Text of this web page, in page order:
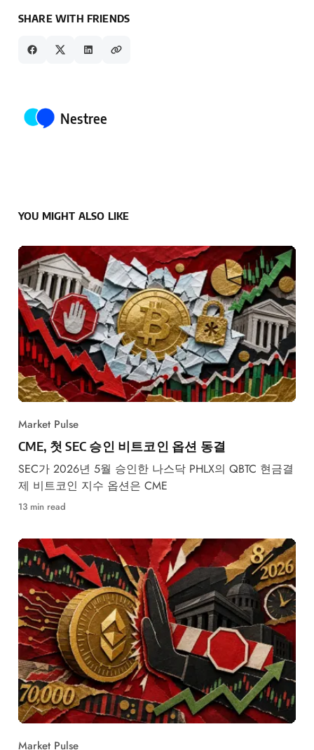
SHARE WITH FRIENDS
Posted by
Nestree
YOU MIGHT ALSO LIKE
Market Pulse
CME, 첫 SEC 승인 비트코인 옵션 동결
SEC가 2026년 5월 승인한 나스닥 PHLX의 QBTC 현금결
제 비트코인 지수 옵션은 CME
13 min read
Market Pulse